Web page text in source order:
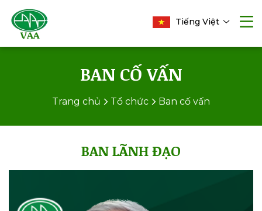
Tiếng Việt
BAN CỐ VẤN
Trang chủ Tổ chức Ban cố vấn
BAN LÃNH ĐẠO